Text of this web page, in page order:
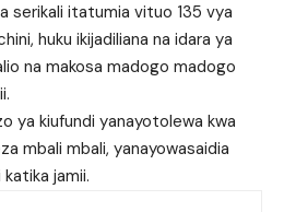
serikali itatumia vituo 135 vya
huku ikijadiliana na idara ya
na makosa madogo madogo
ya kiufundi yanayotolewa kwa
mbali mbali, yanayowasaidia
jamii.